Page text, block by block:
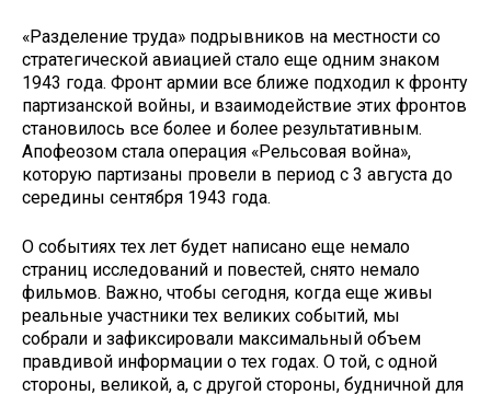
«Разделение труда» подрывников на местности со
стратегической авиа­цией стало еще одним знаком
1943 го­да. Фронт армии все ближе подходил к фронту
партизанской войны, и взаи­модействие этих фронтов
становилось все более и более результативным.
Апофеозом стала операция «Рельсо­вая война»,
которую партизаны про­вели в период с 3 августа до
середины сентября 1943 года.
О событиях тех лет будет написа­но еще немало
страниц исследований и повестей, снято немало
фильмов. Важно, чтобы сегодня, когда еще жи­вы
реальные участники тех великих событий, мы
собрали и зафиксиро­вали максимальный объем
правди­вой информации о тех годах. О той, с одной
стороны, великой, а, с другой стороны, будничной для